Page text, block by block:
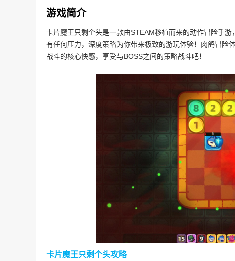
游戏简介
卡片魔王只剩个头是一款由STEAM移植而来的动作冒险手
有任何压力，深度策略为你带来极致的游玩体验！肉鸽冒险
战斗的核心快感，享受与BOSS之间的策略战斗吧！
卡片魔王只剩个头攻略